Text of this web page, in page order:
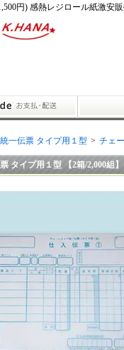
円) 感熱レジロール紙激安
一伝票 タイプ用１型 > チェ
タイプ用１型 【2箱/2,000組】